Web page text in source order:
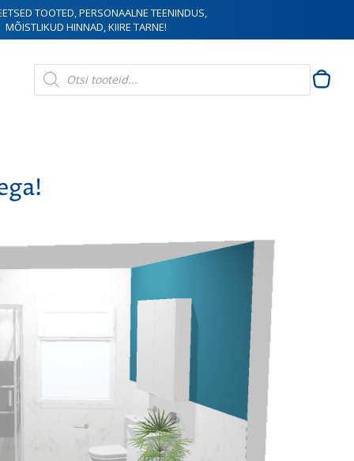
TOOTED, PERSONAALNE TEENINDUS,
MÕISTLIKUD HINNAD, KIIRE TARNE!
Products
search